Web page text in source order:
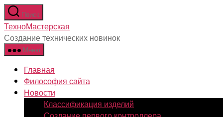
Перейти
к
содержимому
Поиск
ТехноМастерская
Создание технических новинок
Меню
Главная
Философия сайта
Новости
Классификация изделий